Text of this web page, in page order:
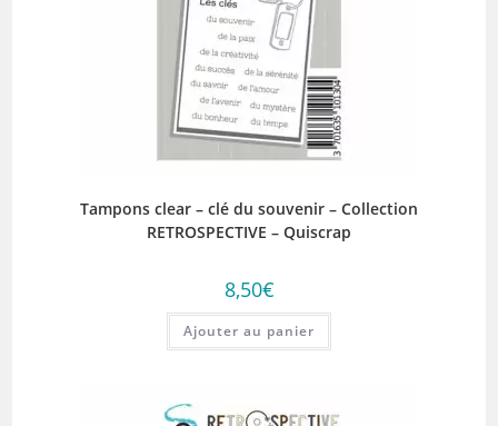
Tampons clear – clé du souvenir – Collection
RETROSPECTIVE – Quiscrap
8,50€
Ajouter au panier